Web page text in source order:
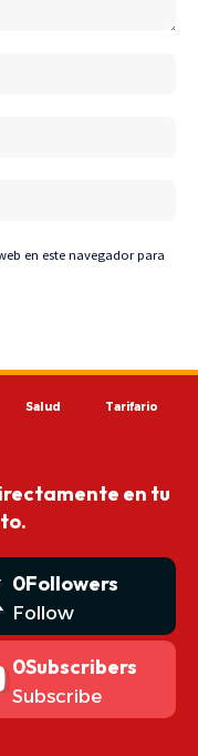
en este navegador para
Salud
Tarifario
en tu
0Followers
Follow
0Subscribers
Subscribe